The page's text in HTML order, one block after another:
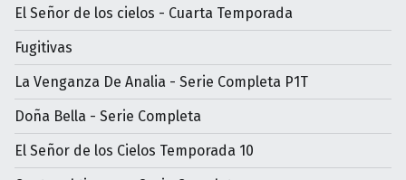
El Señor de los cielos - Cuarta Temporada
Fugitivas
La Venganza De Analia - Serie Completa P1T
Doña Bella - Serie Completa
El Señor de los Cielos Temporada 10